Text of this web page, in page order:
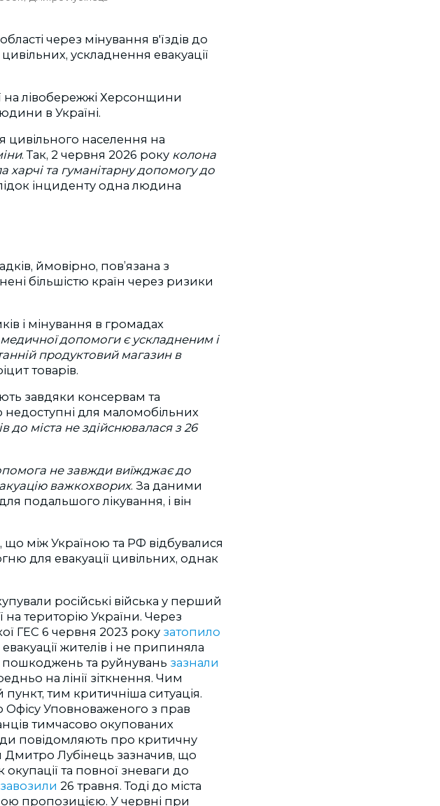
через мінування в'їздів до
ускладнення евакуації
на лівобережжі Херсонщини
в Україні.
цивільного населення на
. Так, 2 червня 2026 року колона
харчі та гуманітарну допомогу до
інциденту одна людина
ймовірно, пов’язана з
більшістю країн через ризики
і мінування в громадах
допомоги є ускладненим і
продуктовий магазин в
товарів.
завдяки консервам та
для маломобільних
до міста не здійснювалася з 26
не завжди виїжджає до
важкохворих. За даними
подальшого лікування, і він
між Україною та РФ відбувалися
для евакуації цивільних, однак
російські війська у перший
територію України. Через
ГЕС 6 червня 2023 року затопило
евакуації жителів і не припиняла
пошкоджень та руйнувань зазнали
на лінії зіткнення. Чим
тим критичніша ситуація.
Офісу Уповноваженого з прав
тимчасово окупованих
повідомляють про критичну
Дмитро Лубінець зазначив, що
та повної зневаги до
завозили 26 травня. Тоді до міста
пропозицією. У червні при